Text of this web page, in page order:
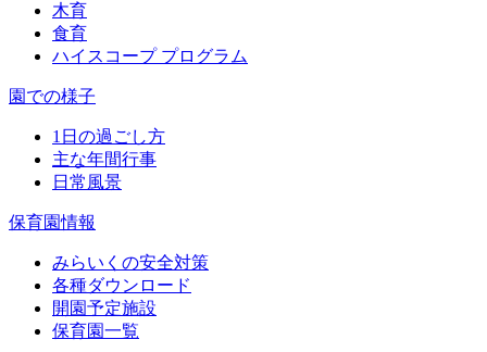
木育
食育
ハイスコープ プログラム
園での様子
1日の過ごし方
主な年間行事
日常風景
保育園情報
みらいくの安全対策
各種ダウンロード
開園予定施設
保育園一覧